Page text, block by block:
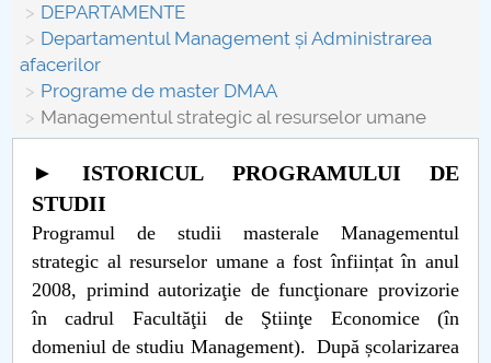
Despre Universitate
Centrul de Management al Proiectelor
Consiliul de Administratie
Nr. de telefon si adrese Facultăți
Admitere
Români de pretutindeni - ADMITERE
DEPARTAMENTE
Departamentul Management și Administrarea
afacerilor
Programe de master DMAA
Managementul strategic al resurselor umane
► ISTORICUL PROGRAMULUI DE
STUDII
Programul de studii masterale Managementul
strategic al resurselor umane a fost înființat în anul
2008, primind autorizaţie de funcţionare provizorie
în cadrul Facultăţii de Ştiinţe Economice (în
domeniul de studiu Management). După școlarizarea